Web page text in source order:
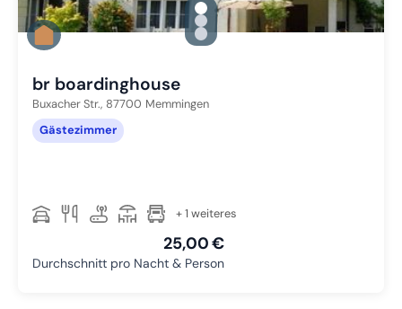
gallery.slide_selector
Zu Slide 1 wechseln
Zu Slide 2 wechseln
Zu Slide 3 wechseln
br boardinghouse
Buxacher Str., 87700 Memmingen
Gästezimmer
+ 1 weiteres
25,00 €
Durchschnitt pro Nacht & Person